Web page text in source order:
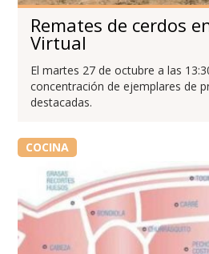
Remates de cerdos
Virtual
El martes 27 de octubre a las
concentración de ejemplares de
destacadas.
COCINA